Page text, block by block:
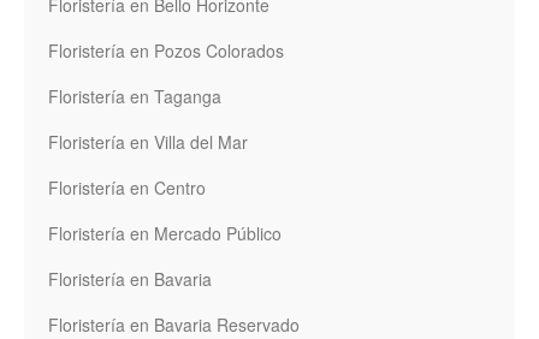
Floristería en Bello Horizonte
Floristería en Pozos Colorados
Floristería en Taganga
Floristería en Villa del Mar
Floristería en Centro
Floristería en Mercado Público
Floristería en Bavaria
Floristería en Bavaria Reservado